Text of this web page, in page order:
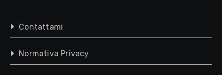
Contattami
Normativa Privacy